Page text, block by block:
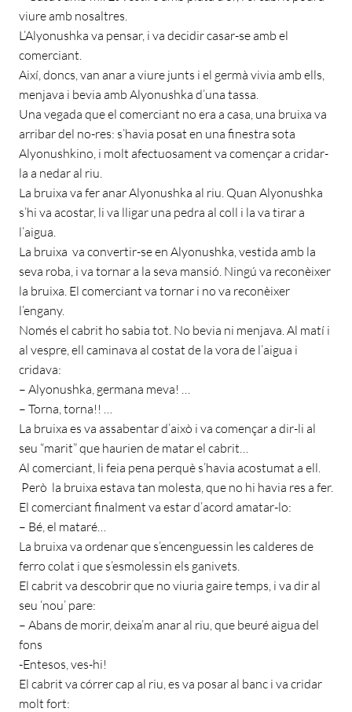
viure amb nosaltres.
L’Alyonushka va pensar, i va decidir casar-se amb el
comerciant.
Així, doncs, van anar a viure junts i el germà vivia amb ells,
menjava i bevia amb Alyonushka d’una tassa.
Una vegada que el comerciant no era a casa, una bruixa va
arribar del no-res: s’havia posat en una finestra sota
Alyonushkino, i molt afectuosament va començar a cridar-
la a nedar al riu.
La bruixa va fer anar Alyonushka al riu. Quan Alyonushka
s’hi va acostar, li va lligar una pedra al coll i la va tirar a
l’aigua.
La bruixa va convertir-se en Alyonushka, vestida amb la
seva roba, i va tornar a la seva mansió. Ningú va reconèixer
la bruixa. El comerciant va tornar i no va reconèixer
l’engany.
Només el cabrit ho sabia tot. No bevia ni menjava. Al matí i
al vespre, ell caminava al costat de la vora de l’aigua i
cridava:
– Alyonushka, germana meva! …
– Torna, torna!! …
La bruixa es va assabentar d’això i va començar a dir-li al
seu “marit” que haurien de matar el cabrit…
Al comerciant, li feia pena perquè s’havia acostumat a ell.
Però la bruixa estava tan molesta, que no hi havia res a fer.
El comerciant finalment va estar d’acord amatar-lo:
– Bé, el mataré…
La bruixa va ordenar que s’encenguessin les calderes de
ferro colat i que s’esmolessin els ganivets.
El cabrit va descobrir que no viuria gaire temps, i va dir al
seu ‘nou’ pare:
– Abans de morir, deixa’m anar al riu, que beuré aigua del
fons
-Entesos, ves-hi!
El cabrit va córrer cap al riu, es va posar al banc i va cridar
molt fort: